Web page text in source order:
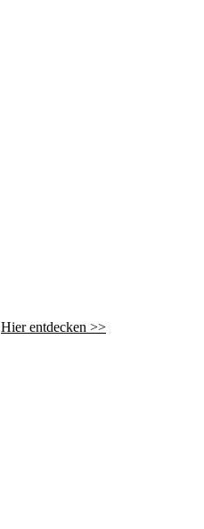
Hier entdecken >>